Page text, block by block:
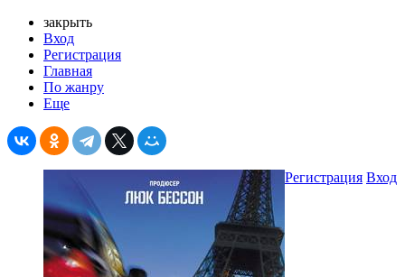
закрыть
Вход
Регистрация
Главная
По жанру
Еще
Регистрация Вход